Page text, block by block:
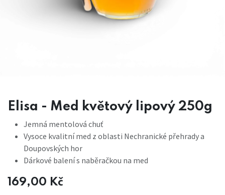
Elisa - Med květový lipový 250g
Jemná mentolová chuť
Vysoce kvalitní med z oblasti Nechranické přehrady a
Doupovských hor
Dárkové balení s naběračkou na med
169,00 Kč